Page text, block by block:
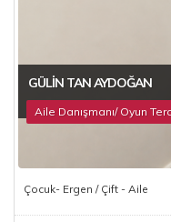
GÜLIN TAN AYDOĞAN
Aile Danışmanı/ Oyun
Çocuk- Ergen / Çift - Aile